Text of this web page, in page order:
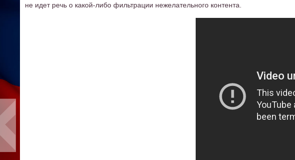
не идет речь о какой-либо фильтрации нежелательного контента.